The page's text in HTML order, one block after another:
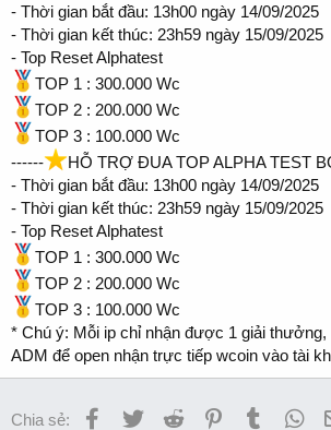
- Thời gian bắt đầu: 13h00 ngày 14/09/2025
- Thời gian kết thúc: 23h59 ngày 15/09/2025
- Top Reset Alphatest
TOP 1 : 300.000 Wc
TOP 2 : 200.000 Wc
TOP 3 : 100.000 Wc
------
HỖ TRỢ ĐUA TOP ALPHA TEST
- Thời gian bắt đầu: 13h00 ngày 14/09/2025
- Thời gian kết thúc: 23h59 ngày 15/09/2025
- Top Reset Alphatest
TOP 1 : 300.000 Wc
TOP 2 : 200.000 Wc
TOP 3 : 100.000 Wc
* Chú ý: Mỗi ip chỉ nhận được 1 giải thưởng,
ADM để open nhận trực tiếp wcoin vào tài
Chia sẻ: Facebook
TwitterReddit PinterestTumblr